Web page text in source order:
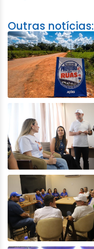
Outras notícias: